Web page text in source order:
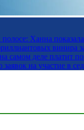
Ханна
винира
самом деле платит
заявок на участие в